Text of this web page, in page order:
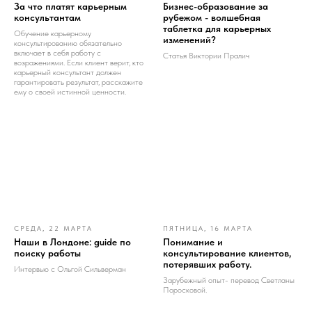
За что платят карьерным
консультантам
Обучение карьерному
консультированию обязательно
включает в себя работу с
возражениями. Если клиент верит, кто
карьерный консультант должен
гарантировать результат, расскажите
ему о своей истинной ценности.
Бизнес-образование за
рубежом - волшебная
таблетка для карьерных
изменений?
Статья Виктории Пралич
СРЕДА, 22 МАРТА
Наши в Лондоне: guide по
поиску работы
Интервью с Ольгой Сильверман
ПЯТНИЦА, 16 МАРТА
Понимание и
консультирование клиентов,
потерявших работу.
Зарубежный опыт- перевод Светланы
Поросковой.